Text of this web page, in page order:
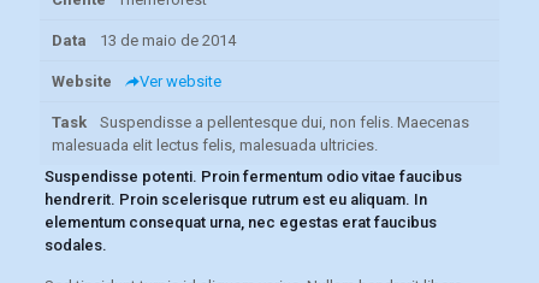
Data 13 de maio de 2014
Website Ver website
Task
Suspendisse a pellentesque dui, non felis. Maecenas
malesuada elit lectus felis, malesuada ultricies.
Suspendisse potenti. Proin fermentum odio vitae faucibus
hendrerit. Proin scelerisque rutrum est eu aliquam. In
elementum consequat urna, nec egestas erat faucibus
sodales.